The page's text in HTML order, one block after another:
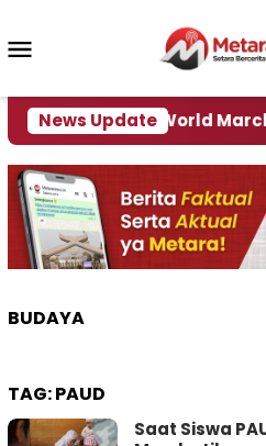
konten
News Update
Rumah World Marching
BUDAYA
TAG:PAUD
Saat Siswa